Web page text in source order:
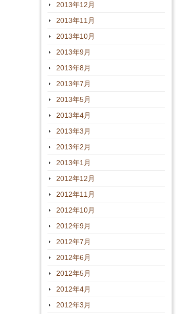
2013年12月
2013年11月
2013年10月
2013年9月
2013年8月
2013年7月
2013年5月
2013年4月
2013年3月
2013年2月
2013年1月
2012年12月
2012年11月
2012年10月
2012年9月
2012年7月
2012年6月
2012年5月
2012年4月
2012年3月